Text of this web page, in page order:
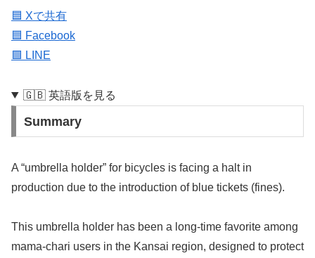
🟦 Xで共有
🟦 Facebook
🟩 LINE
🇬🇧 英語版を見る
Summary
A “umbrella holder” for bicycles is facing a halt in
production due to the introduction of blue tickets (fines).
This umbrella holder has been a long-time favorite among
mama-chari users in the Kansai region, designed to protect